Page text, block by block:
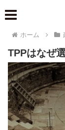
ホーム
TPPはなぜ